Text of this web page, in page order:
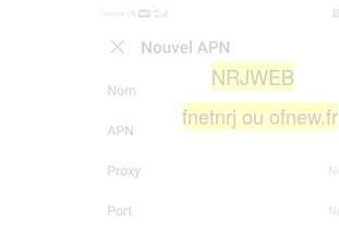
fnetnrj ou ofnew.fr
NRJWEB